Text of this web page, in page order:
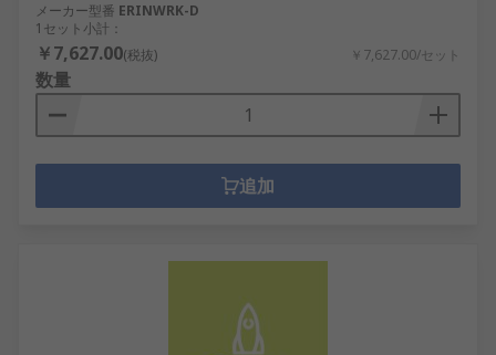
メーカー型番 ERINWRK-D
1セット小計：
￥7,627.00(税抜) ￥7,627.00/セット
数量
追加